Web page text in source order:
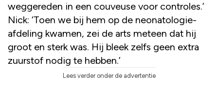
weggereden in een couveuse voor controles.’
Nick: ‘Toen we bij hem op de neonatologie-
afdeling kwamen, zei de arts meteen dat hij
groot en sterk was. Hij bleek zelfs geen extra
zuurstof nodig te hebben.’
Lees verder onder de advertentie